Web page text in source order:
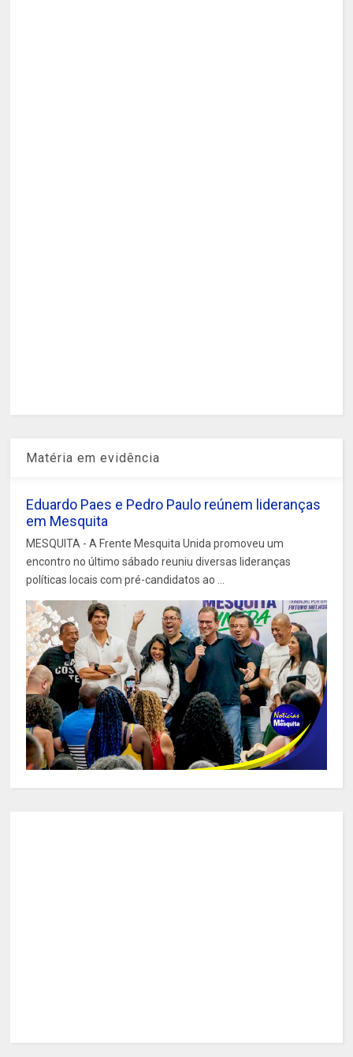
Matéria em evidência
Eduardo Paes e Pedro Paulo reúnem lideranças
em Mesquita
MESQUITA - A Frente Mesquita Unida promoveu um
encontro no último sábado reuniu diversas lideranças
políticas locais com pré-candidatos ao ...